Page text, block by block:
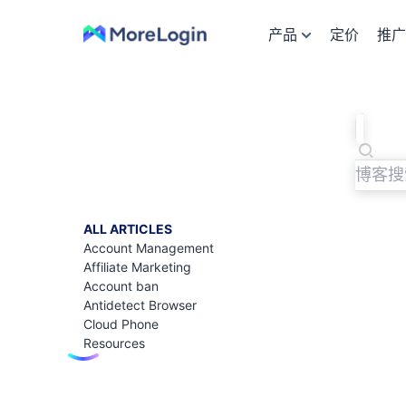
产品 定价 推
ALL ARTICLES
Account Management
Affiliate Marketing
Account ban
Antidetect Browser
Cloud Phone
Resources